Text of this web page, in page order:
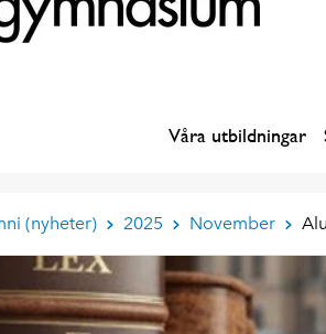
Våra utbildningar
(nyheter) 2025 November